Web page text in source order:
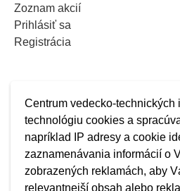
Centrum vedecko-technických
technológiu cookies a
napríklad IP adresy a cookie
zaznamenávania informácií o
zobrazených reklamách, aby
relevantnejší obsah alebo
Zoznam akcií
Prihlásiť sa
Registrácia